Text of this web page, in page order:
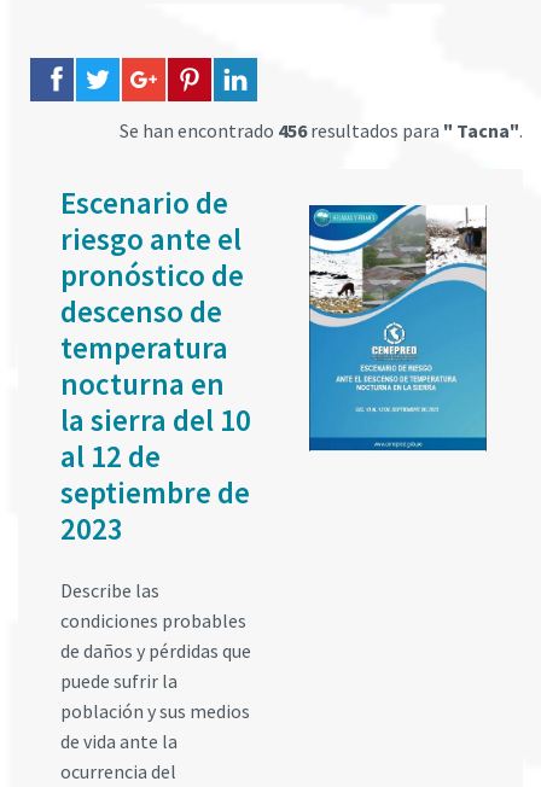
Se han encontrado 456resultados para " Tacna".
Escenario de
riesgo ante el
pronóstico de
descenso de
temperatura
nocturna en
la sierra del 10
al 12 de
septiembre de
2023
Describe las
condiciones probables
de daños y pérdidas que
puede sufrir la
población y sus medios
de vida ante la
ocurrencia del